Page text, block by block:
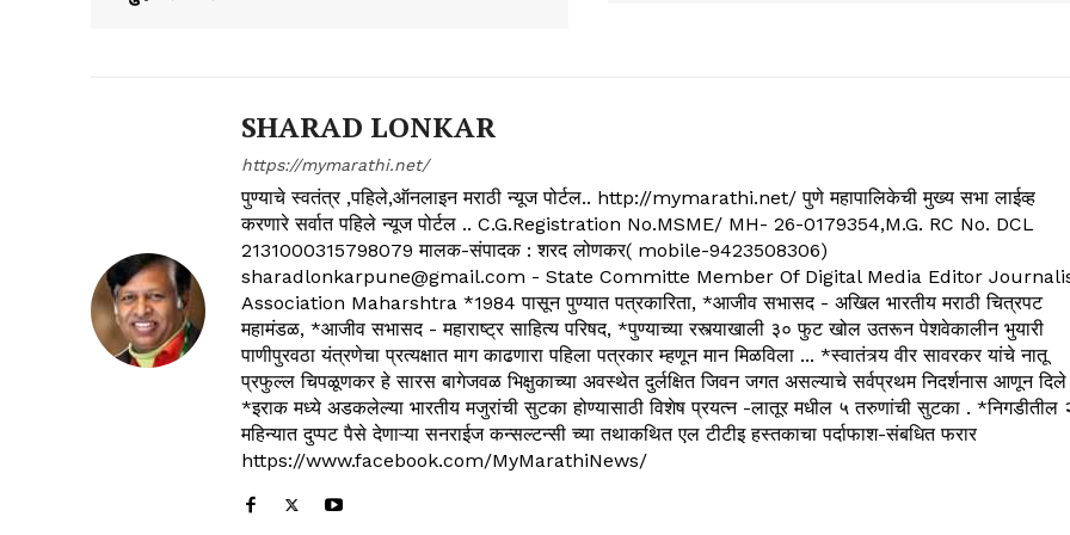
SHARAD LONKAR
https://mymarathi.net/
पुण्याचे स्वतंत्र ,पहिले,ऑनलाइन मराठी न्यूज पोर्टल.. http://mymarathi.net/ पुणे महापालिकेची मुख्य सभा लाईव्ह
करणारे सर्वात पहिले न्यूज पोर्टल .. C.G.Registration No.MSME/ MH- 26-0179354,M.G. RC No. DCL
2131000315798079 मालक-संपादक : शरद लोणकर( mobile-9423508306)
sharadlonkarpune@gmail.com - State Committe Member Of Digital Media Editor
Association Maharshtra *1984 पासून पुण्यात पत्रकारिता, *आजीव सभासद - अखिल भारतीय मराठी चित्रपट
महामंडळ, *आजीव सभासद - महाराष्ट्र साहित्य परिषद, *पुण्याच्या रस्त्याखाली ३० फुट खोल उतरून पेशवेकालीन भुयारी
पाणीपुरवठा यंत्रणेचा प्रत्यक्षात माग काढणारा पहिला पत्रकार म्हणून मान मिळविला ... *स्वातंत्र्य वीर सावरकर यांचे नातू
प्रफुल्ल चिपळूणकर हे सारस बागेजवळ भिक्षुकाच्या अवस्थेत दुर्लक्षित जिवन जगत असल्याचे सर्वप्रथम निदर्शनास आणून दिले
*इराक मध्ये अडकलेल्या भारतीय मजुरांची सुटका होण्यासाठी विशेष प्रयत्न -लातूर मधील ५ तरुणांची सुटका . *निगडीतील
महिन्यात दुप्पट पैसे देणाऱ्या सनराईज कन्सल्टन्सी च्या तथाकथित एल टीटीइ हस्तकाचा पर्दाफाश-संबधित फरार
https://www.facebook.com/MyMarathiNews/